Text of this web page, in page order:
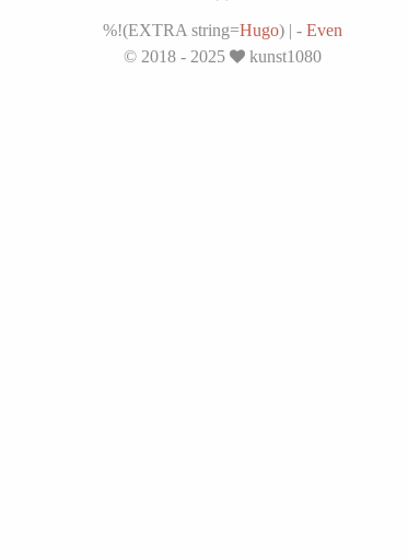
%!(EXTRA string=Hugo) | - Even
© 2018 - 2025
kunst1080